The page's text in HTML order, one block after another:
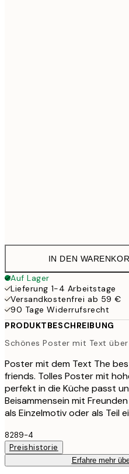
IN DEN
Auf Lager
Lieferung 1-4 Arbeitstage
Versandkostenfrei ab 59 €
90 Tage Widerrufsrecht
PRODUKTBESCHREIBUNG
Schönes Poster mit Text über
Poster mit dem Text The
friends. Tolles Poster mit
perfekt in die Küche passt
Beisammensein mit
als Einzelmotiv oder als Teil
8289-4
Preishistorie
Erfahre mehr